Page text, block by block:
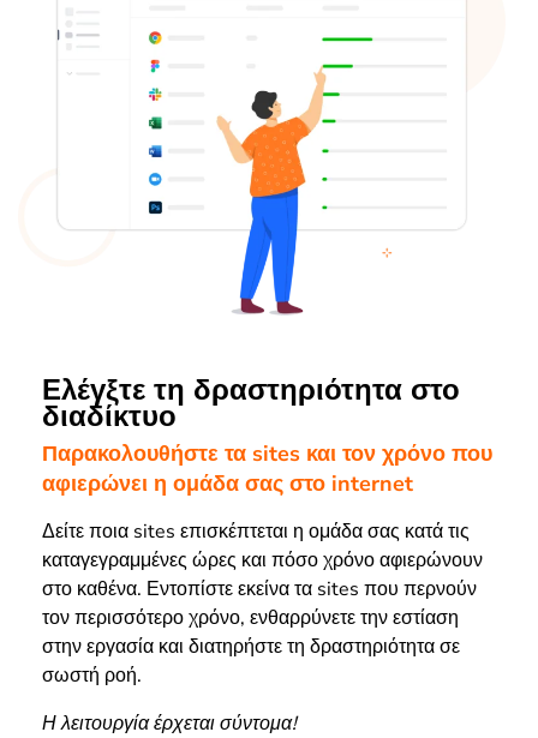
Ελέγξτε τη δραστηριότητα στο
διαδίκτυο
Παρακολουθήστε τα sites και τον χρόνο που
αφιερώνει η ομάδα σας στο internet
Δείτε ποια sites επισκέπτεται η ομάδα σας κατά τις
καταγεγραμμένες ώρες και πόσο χρόνο αφιερώνουν
στο καθένα. Εντοπίστε εκείνα τα sites που περνούν
τον περισσότερο χρόνο, ενθαρρύνετε την εστίαση
στην εργασία και διατηρήστε τη δραστηριότητα σε
σωστή ροή.
Η λειτουργία έρχεται σύντομα!